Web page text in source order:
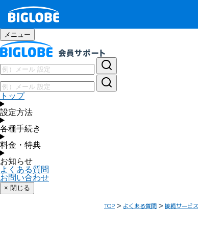
メニュー
トップ
設定方法
各種手続き
料金・特典
お知らせ
よくある質問
お問い合わせ
× 閉じる
TOP よくある質問 接続サービス